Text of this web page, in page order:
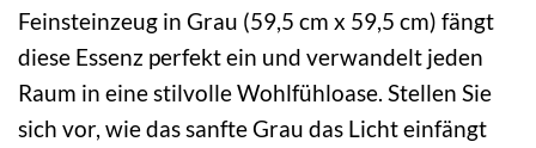
Feinsteinzeug in Grau (59,5 cm x 59,5 cm) fängt
diese Essenz perfekt ein und verwandelt jeden
Raum in eine stilvolle Wohlfühloase. Stellen Sie
sich vor, wie das sanfte Grau das Licht einfängt